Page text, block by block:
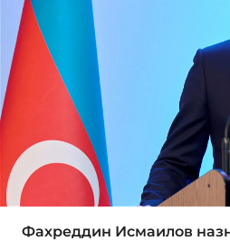
Фахреддин Исмаилов